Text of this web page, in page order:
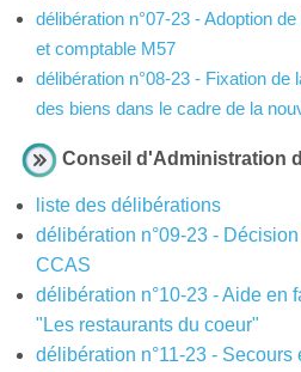
délibération n°07-23 - Adoption
et comptable M57
délibération n°08-23 - Fixation
des biens dans le cadre de la
Conseil d'Administration
liste des délibérations
délibération n°09-23 -
CCAS
délibération n°10-23 - Aide en
"Les restaurants du coeur"
délibération n°11-23 - Secours